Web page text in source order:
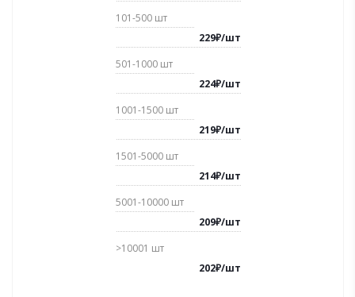
101-500 шт
229₽/шт
501-1000 шт
224₽/шт
1001-1500 шт
219₽/шт
1501-5000 шт
214₽/шт
5001-10000 шт
209₽/шт
>10001 шт
202₽/шт